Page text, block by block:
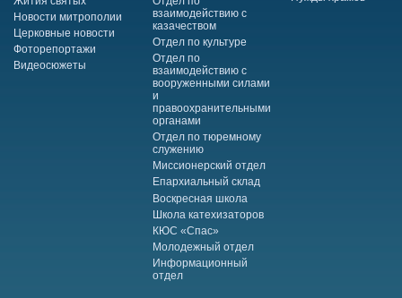
Новости митрополии
Церковные новости
Фоторепортажи
Видеосюжеты
взаимодействию с
казачеством
Отдел по культуре
Отдел по
взаимодействию с
вооруженными силами
и
правоохранительными
органами
Отдел по тюремному
служению
Миссионерский отдел
Епархиальный склад
Воскресная школа
Школа катехизаторов
КЮС «Спас»
Молодежный отдел
Информационный
отдел